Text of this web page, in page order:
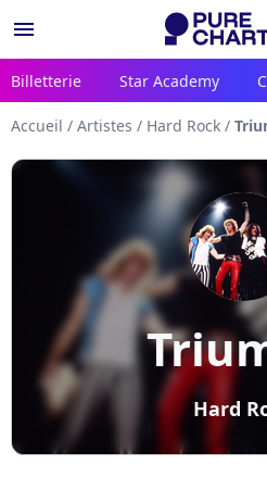
menu
Billetterie Star Academy
Accueil / Artistes / Hard Rock /
Hard